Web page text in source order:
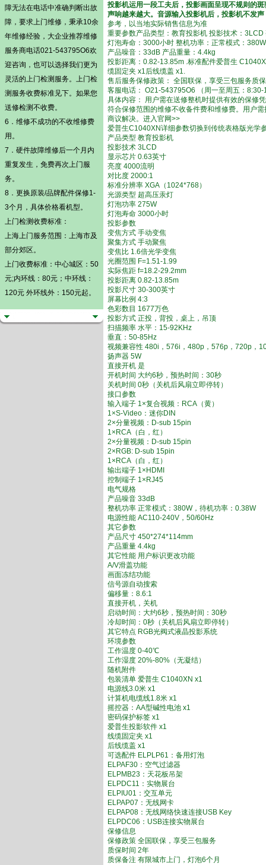
障无法在电话中准确判断出故
障，要求上门维修，秉承10余
年维修经验，大企业推荐维修
服务商电话021-543795O6欢
迎咨询，也可以选择我们更为
灵活的上门检测 服务。 上门检
测 服务收费标准见下。如果您
送修检测不收费。
6．维修不成功的不收维修费
用。
7．硬件故障维修后一个月内
重复发生，免费再次上门服
务。
8．更换原装/品牌配件保修1-
3个月，具体价格看机型。
上门检测收费标准：
上海上门服务范围：上海市及
部分郊区。
上门收费标准：中心城区：50
元;内环线：80元；中环线：
120元 外环线外：150元起。
投影机运用一段工夫后，投影画面呈现不规则的
声响越来越大。音源输入投影机后，投影机不发
参考，以当地实际销售信息为准
重要参数产品类型：教育投影机 投影技术：
灯泡寿命：3000小时 整机功率：正常模式：
产品噪音：33dB 产品重量：4.4kg
投影距离：0.82-13.85m .标准配件爱普生
缆固定夹 x1后线缆盖 x1.
售后服务保修政策： 全国联保，享受三包服务质
客服电话： O21-543795O6 （周一至周五：8:30-
具体内容： 用户需在送修整机时提供有效的保修
符合保修范围的维修不收备件费和维修费。用户
商议解决。进入官网>>
爱普生C1040XN详细参数切换到传统表格版光学
产品类型 教育投影机
投影技术 3LCD
显示芯片 0.63英寸
亮度 4000流明
对比度 2000:1
标准分辨率 XGA（1024*768）
光源类型 超高压汞灯
灯泡功率 275W
灯泡寿命 3000小时
投影参数
变焦方式 手动变焦
聚集方式 手动聚焦
变焦比 1.6倍光学变焦
光圈范围 F=1.51-1.99
实际焦距 f=18.2-29.2mm
投影距离 0.82-13.85m
投影尺寸 30-300英寸
屏幕比例 4:3
色彩数目 1677万色
投影方式 正投，背投，桌上，吊顶
扫描频率 水平：15-92KHz
垂直：50-85Hz
视频兼容性 480i，576i，480p，576p，720p，
扬声器 5W
直接开机 是
开机时间 大约6秒，预热时间：30秒
关机时间 0秒（关机后风扇立即停转）
接口参数
输入端子 1×复合视频：RCA（黄）
1×S-Video：迷你DIN
2×分量视频：D-sub 15pin
1×RCA（白，红）
2×分量视频：D-sub 15pin
2×RGB: D-sub 15pin
1×RCA（白，红）
输出端子 1×HDMI
控制端子 1×RJ45
电气规格
产品噪音 33dB
整机功率 正常模式：380W，待机功率：0.38W
电源性能 AC110-240V，50/60Hz
其它参数
产品尺寸 450*274*114mm
产品重量 4.4kg
其它性能 用户标识更改功能
A/V滑盖功能
画面冻结功能
信号源自动搜索
偏移量：8.6:1
直接开机，关机
启动时间：大约6秒，预热时间：30秒
冷却时间：0秒（关机后风扇立即停转）
其它特点 RGB光阀式液晶投影系统
环境参数
工作温度 0-40℃
工作湿度 20%-80%（无凝结）
随机附件
包装清单 爱普生 C1040XN x1
电源线3.0米 x1
计算机电缆线1.8米 x1
摇控器：AA型碱性电池 x1
密码保护标签 x1
爱普生投影软件 x1
线缆固定夹 x1
后线缆盖 x1
可选配件 ELPLP61：备用灯泡
ELPAF30：空气过滤器
ELPMB23：天花板吊架
ELPDC11：实物展台
ELPIU01：交互单元
ELPAP07：无线网卡
ELPAP08：无线网络快速连接USB Key
ELPDC06：USB连接实物展台
保修信息
保修政策 全国联保，享受三包服务
质保时间 2年
质保备注 有限城市上门，灯泡6个月